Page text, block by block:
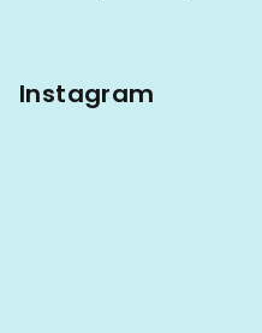
Instagram